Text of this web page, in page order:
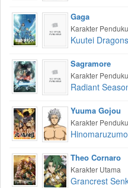
Gaga
Karakter
Kuutei Dragons
Sagramore
Karakter
Radiant
Yuuma Gojou
Karakter
Theo Cornaro
Karakter Utama
Grancrest